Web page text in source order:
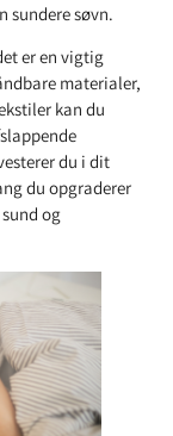
sundere søvn.
er en vigtig
materialer,
kan du
du i dit
du opgraderer
og